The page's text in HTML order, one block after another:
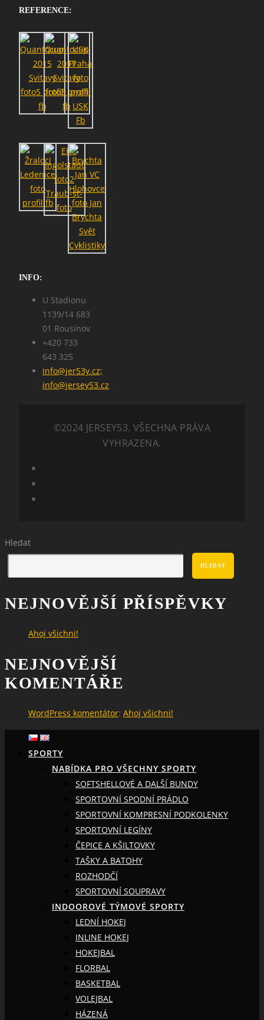
REFERENCE:
INFO:
U Stadionu
1139/14 683
01 Rousínov
+420 733
643 325
info@jer53y.cz;
info@jersey53.cz
©2024 JERSEY53. VŠECHNA PRÁVA
VYHRAZENA.
Hledat
HLEDAT
NEJNOVĚJŠÍ PŘÍSPĚVKY
Ahoj všichni!
NEJNOVĚJŠÍ
KOMENTÁŘE
WordPress komentátor: Ahoj všichni!
SPORTY
NABÍDKA PRO VŠECHNY SPORTY
SOFTSHELLOVÉ A DALŠÍ BUNDY
SPORTOVNÍ SPODNÍ PRÁDLO
SPORTOVNÍ KOMPRESNÍ PODKOLENKY
SPORTOVNÍ LEGÍNY
ČEPICE A KŠILTOVKY
TAŠKY A BATOHY
ROZHODČÍ
SPORTOVNÍ SOUPRAVY
INDOOROVÉ TÝMOVÉ SPORTY
LEDNÍ HOKEJ
INLINE HOKEJ
HOKEJBAL
FLORBAL
BASKETBAL
VOLEJBAL
HÁZENÁ